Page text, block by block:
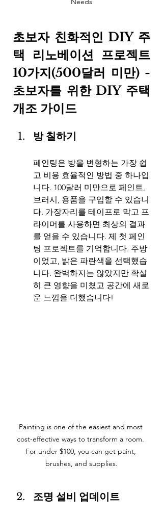
초보자 친화적인 DIY 주
택 리노베이션 프로젝트
10가지(500달러 미만) -
초보자를 위한 DIY 주택
개조 가이드
방 칠하기
페인팅은 방을 변형하는 가장 쉽
고 비용 효율적인 방법 중 하나입
니다. 100달러 미만으로 페인트,
브러시, 용품을 구입할 수 있습니
다. 가장자리를 테이프로 막고 프
라이머를 사용하면 최상의 결과
를 얻을 수 있습니다. 제 첫 페인
팅 프로젝트를 기억합니다. 주방
이었고, 밝은 파란색을 선택했습
니다. 완벽하지는 않았지만 확실
히 큰 영향을 미쳤고 공간에 새로
운 느낌을 더했습니다!
Painting is one of the easiest and most
cost-effective ways to transform a room.
For under $100, you can get paint,
brushes, and supplies.
조명 설비 업데이트